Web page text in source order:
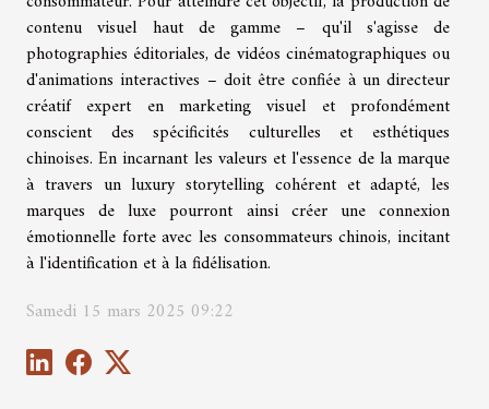
contenu visuel haut de gamme – qu'il s'agisse de
photographies éditoriales, de vidéos cinématographiques ou
d'animations interactives – doit être confiée à un directeur
créatif expert en marketing visuel et profondément
conscient des spécificités culturelles et esthétiques
chinoises. En incarnant les valeurs et l'essence de la marque
à travers un luxury storytelling cohérent et adapté, les
marques de luxe pourront ainsi créer une connexion
émotionnelle forte avec les consommateurs chinois, incitant
à l'identification et à la fidélisation.
Samedi 15 mars 2025 09:22